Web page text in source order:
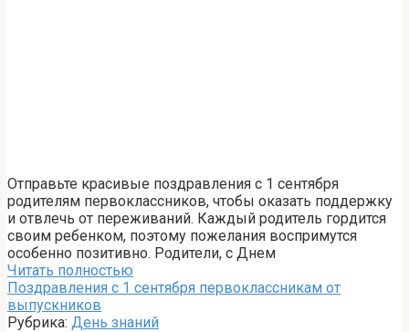
Отправьте красивые поздравления с 1 сентября
родителям первоклассников, чтобы оказать поддержку
и отвлечь от переживаний. Каждый родитель гордится
своим ребенком, поэтому пожелания воспримутся
особенно позитивно. Родители, с Днем
Читать полностью
Поздравления с 1 сентября первоклассникам от
выпускников
Рубрика: День знаний